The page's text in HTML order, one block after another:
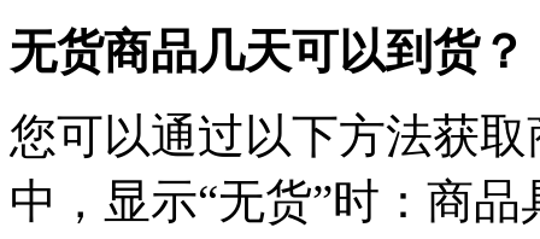
无货商品几天可以到货？
您可以通过以下方法获
中，显示“无货”时：商